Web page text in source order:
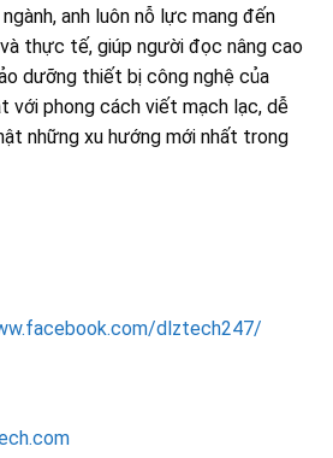
anh luôn nỗ lực mang đến
thực tế, giúp người đọc nâng cao
dưỡng thiết bị công nghệ của
với phong cách viết mạch lạc, dễ
những xu hướng mới nhất trong
dlztech247/